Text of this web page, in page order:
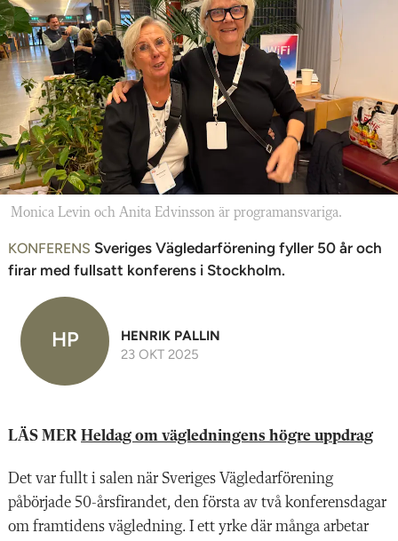
Monica Levin och Anita Edvinsson är programansvariga.
KONFERENS Sveriges Vägledarförening fyller 50 år och
firar med fullsatt konferens i Stockholm.
HP
HENRIK PALLIN
23 OKT 2025
LÄS MER Heldag om vägledningens högre uppdrag
Det var fullt i salen när Sveriges Vägledarförening
påbörjade 50-årsfirandet, den första av två konferensdagar
om framtidens vägledning. I ett yrke där många arbetar